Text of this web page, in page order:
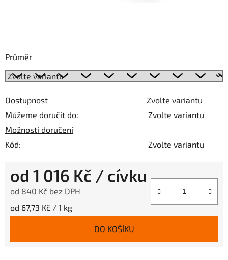
Průměr
Dostupnost
Zvolte variantu
Můžeme doručit do:
Zvolte variantu
Možnosti doručení
Kód:
Zvolte variantu
od 1 016 Kč / cívku
od 840 Kč bez DPH
Měrná cena:
od 67,73 Kč / 1 kg
DO KOŠÍKU